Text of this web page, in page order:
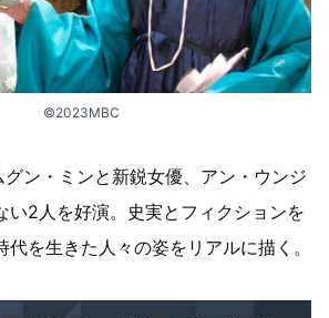
©2023MBC
グン・ミンと新鋭女優、アン・ウンジ
い2人を好演。史実とフィクションを
を生きた人々の姿をリアルに描く。